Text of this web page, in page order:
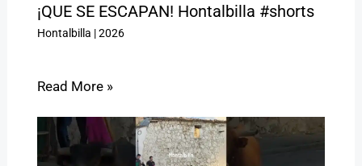
¡QUE SE ESCAPAN! Hontalbilla #shorts
Hontalbilla |2026
Read More »